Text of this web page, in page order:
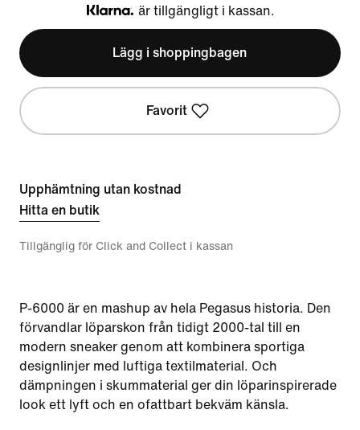
Klarna
är tillgängligt i kassan.
Lägg i shoppingbagen
Favorit
Upphämtning utan kostnad
Hitta en butik
Tillgänglig för Click and Collect i kassan
P-6000 är en mashup av hela Pegasus historia. Den
förvandlar löparskon från tidigt 2000-tal till en
modern sneaker genom att kombinera sportiga
designlinjer med luftiga textilmaterial. Och
dämpningen i skummaterial ger din löparinspirerade
look ett lyft och en ofattbart bekväm känsla.